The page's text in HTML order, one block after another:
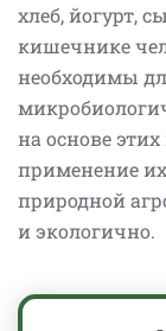
хлеб, йогурт,
кишечнике
необходимы
на основе
применение
природной
и экологично.